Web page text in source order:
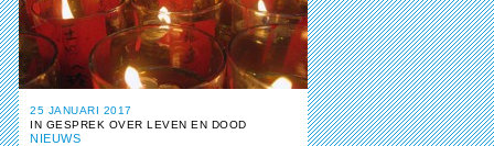
25 JANUARI 2017
IN GESPREK OVER LEVEN EN DOOD
NIEUWS